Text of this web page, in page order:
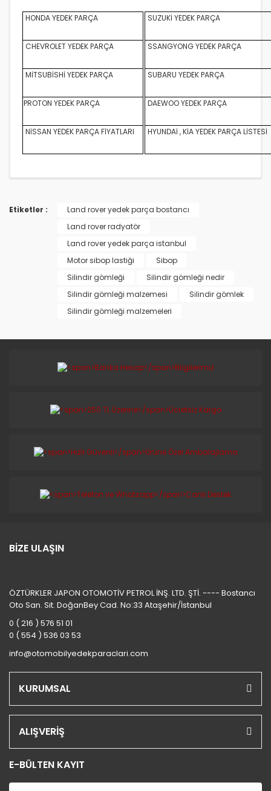
HONDA YEDEK PARÇA SUZUKİ YEDEK PARÇA
CHEVROLET YEDEK PARÇA SSANGYONG YEDEK PARÇA
MİTSUBİSHİ YEDEK PARÇA SUBARU YEDEK PARÇA
PROTON YEDEK PARÇA DAEWOO YEDEK PARÇA
NİSSAN YEDEK PARÇA FİYATLARI HYUNDAİ , KİA YEDEK PARÇA LİSTESİ
Etiketler :
Land rover yedek parça bostancı
Land rover radyatör
Land rover yedek parça istanbul
Motor sibop lastiği
Sibop
Silindir gömleği
Silindir gömleği nedir
Silindir gömleği malzemesi
Silindir gömlek
Silindir gömleği malzemeleri
BİZE ULAŞIN
ÖZTÜRKLER JAPON OTOMOTİV PETROL İNŞ. LTD. ŞTİ. ---- Bostancı
Oto San. Sit. DoğanBey Cad. No:33 Ataşehir/İstanbul
0 ( 216 ) 576 51 01
0 ( 554 ) 536 03 53
info@otomobilyedekparaclari.com
KURUMSAL
ALIŞVERİŞ
E-BÜLTEN KAYIT